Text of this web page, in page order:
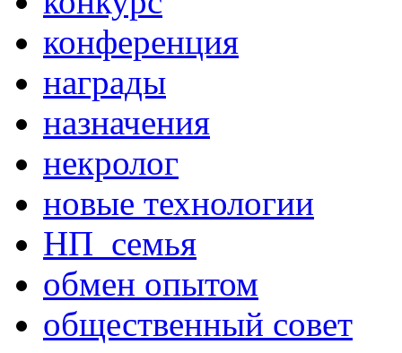
конференция
награды
назначения
некролог
новые технологии
НП_семья
обмен опытом
общественный совет